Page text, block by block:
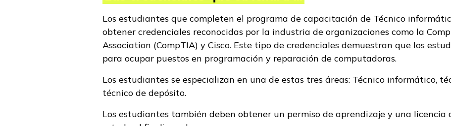
Los estudiantes que completen el programa de capacitación de Técnico
obtener credenciales reconocidas por la industria de organizaciones como la
Association (CompTIA) y Cisco. Este tipo de credenciales demuestran que los
para ocupar puestos en programación y reparación de computadoras.
Los estudiantes se especializan en una de estas tres áreas: Técnico informático,
técnico de depósito.
Los estudiantes también deben obtener un permiso de aprendizaje y una licencia